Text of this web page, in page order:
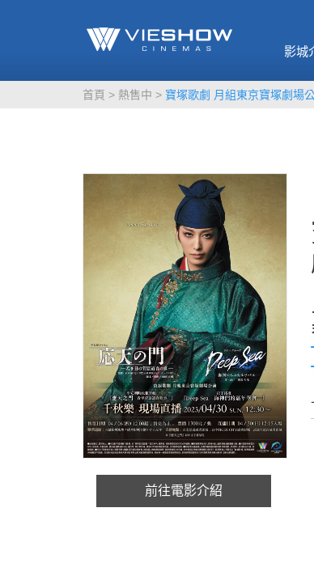
影城
首頁 熱售中 寶塚歌劇 月組東京寶塚劇場
前往電影介紹